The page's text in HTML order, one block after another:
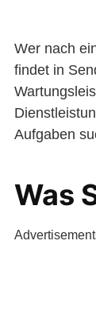
Wer nach
findet in
Aufgaben
Was